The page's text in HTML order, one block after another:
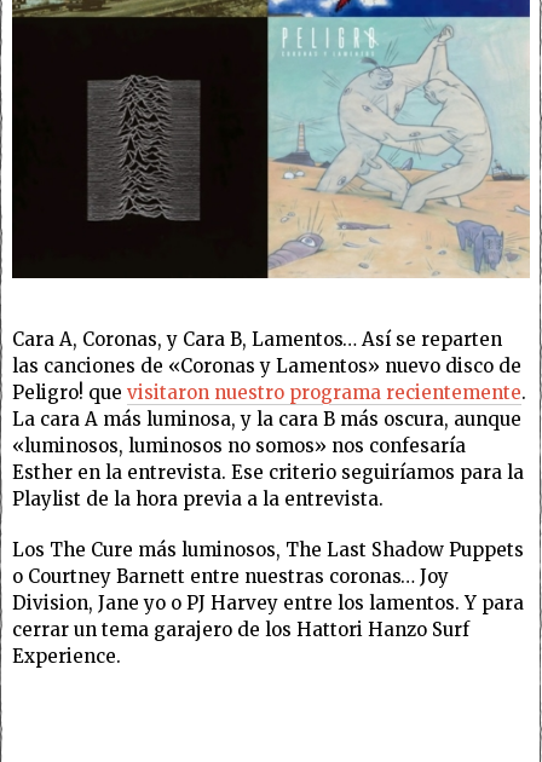
Cara A, Coronas, y Cara B, Lamentos… Así se reparten
las canciones de «Coronas y Lamentos» nuevo disco de
Peligro! que visitaron nuestro programa recientemente.
La cara A más luminosa, y la cara B más oscura, aunque
«luminosos, luminosos no somos» nos confesaría
Esther en la entrevista. Ese criterio seguiríamos para la
Playlist de la hora previa a la entrevista.
Los The Cure más luminosos, The Last Shadow Puppets
o Courtney Barnett entre nuestras coronas… Joy
Division, Jane yo o PJ Harvey entre los lamentos. Y para
cerrar un tema garajero de los Hattori Hanzo Surf
Experience.